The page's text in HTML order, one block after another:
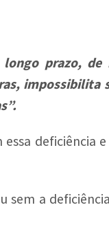
prazo, de
impossibilita
”.
deficiência
sem a